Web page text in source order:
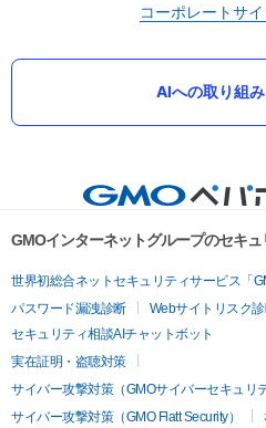
コーポレートサイ
AIへの取り組み
GMOインターネットグループのセキ
世界初総合ネットセキュリティサービス「
パスワード漏洩診断
Webサイトリスク
セキュリティ相談AIチャットボット
実在証明・盗聴対策
サイバー攻撃対策（GMOサイバーセキュリ
サイバー攻撃対策（GMO Flatt Security）